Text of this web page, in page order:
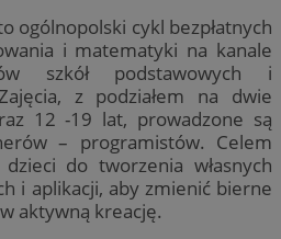
ogólnopolski cykl bezpłatnych
i matematyki na kanale
szkół podstawowych i
z podziałem na dwie
12 -19 lat, prowadzone są
– programistów. Celem
do tworzenia własnych
i aplikacji, aby zmienić bierne
aktywną kreację.